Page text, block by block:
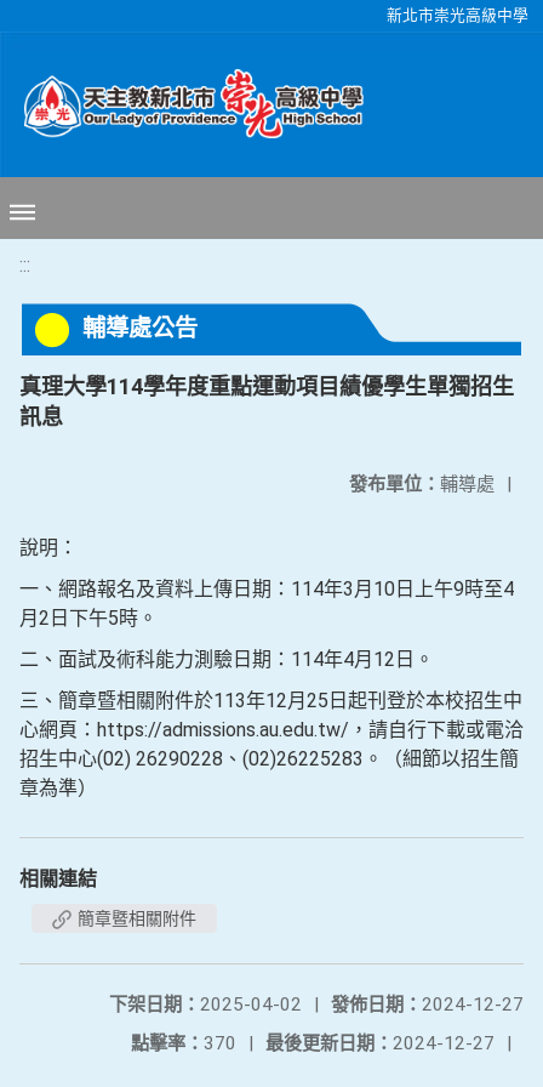
新北市崇光高級中學
:::
輔導處公告
真理大學114學年度重點運動項目績優學生單獨招生
訊息
發布單位： 輔導處 |
說明：
一、網路報名及資料上傳日期：114年3月10日上午9時至4
月2日下午5時。
二、面試及術科能力測驗日期：114年4月12日。
三、簡章暨相關附件於113年12月25日起刊登於本校招生中
心網頁：https://admissions.au.edu.tw/，請自行下載或電洽
招生中心(02) 26290228、(02)26225283。（細節以招生簡
章為準）
相關連結
簡章暨相關附件
發佈日期： 2024-12-27
下架日期： 2025-04-02
|
最後更新日期： 2024-12-27 |
點擊率： 370 |